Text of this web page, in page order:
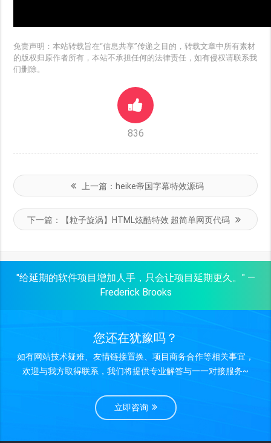
免责声明：本站转载旨在“信息共享”传递之目的，转载文章中所有素材
的版权归原作者所有，本站不承担任何的法律责任，如有侵权请联系我
们删除。
836
上一篇： heike帝国字幕特效源码
下一篇： 【粒子旋涡】HTML炫酷特效 超简单网页代码
"给延期的软件项目增加人手，只会让项目延期更久。" —
Frederick Brooks
您还在犹豫吗？
如有网站技术疑难、友情链接置换、项目商务合作等相关事宜，
欢迎与我方取得联系，我们将提供专业解答与一一对接服务~
立即咨询